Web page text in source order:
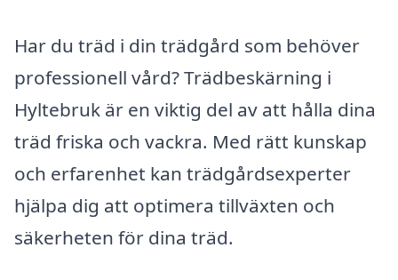
Har du träd i din trädgård som behöver
professionell vård? Trädbeskärning i
Hyltebruk är en viktig del av att hålla dina
träd friska och vackra. Med rätt kunskap
och erfarenhet kan trädgårdsexperter
hjälpa dig att optimera tillväxten och
säkerheten för dina träd.